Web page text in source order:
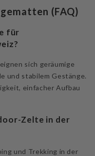
(FAQ)
für
sich geräumige
und stabilem Gestänge.
einfacher Aufbau
Zelte in der
und Trekking in der